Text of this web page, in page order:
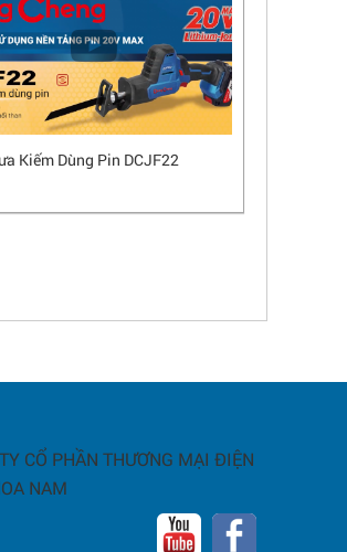
Kiếm Dùng Pin DCJF22
CỔ PHẦN THƯƠNG MẠI ĐIỆN
NAM